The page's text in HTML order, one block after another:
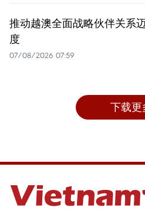
推动越澳全面战略伙伴关系
度
07/08/2026 07:59
下载更